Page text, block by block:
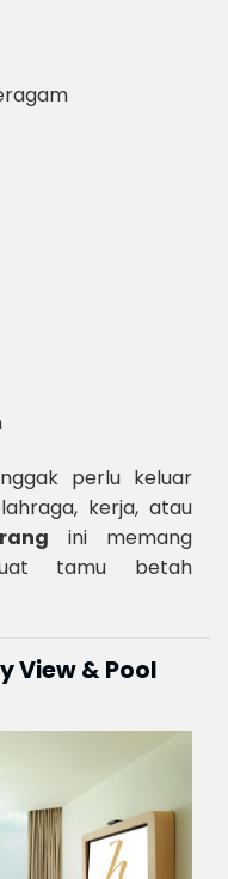
perlu keluar
kerja, atau
ini memang
tamu betah
View & Pool